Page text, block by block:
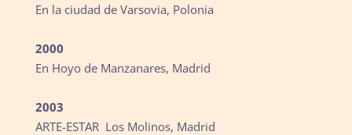
En la ciudad de Varsovia, Polonia
2000
En Hoyo de Manzanares, Madrid
2003
ARTE-ESTAR Los Molinos, Madrid